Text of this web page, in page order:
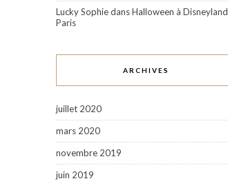
Lucky SophiedansHalloween à Disneyland
Paris
ARCHIVES
juillet 2020
mars 2020
novembre 2019
juin 2019